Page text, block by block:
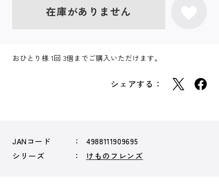
在庫がありません
おひとり様 1回 3個までご購入いただけます。
シェアする：
JANコード
4988111909695
シリーズ
けものフレンズ